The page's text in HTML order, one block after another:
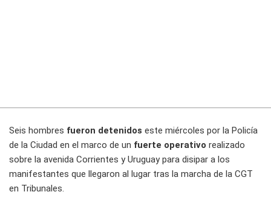
Seis hombres fueron detenidos este miércoles por la Policía
de la Ciudad en el marco de un fuerte operativo realizado
sobre la avenida Corrientes y Uruguay para disipar a los
manifestantes que llegaron al lugar tras la marcha de la CGT
en Tribunales.